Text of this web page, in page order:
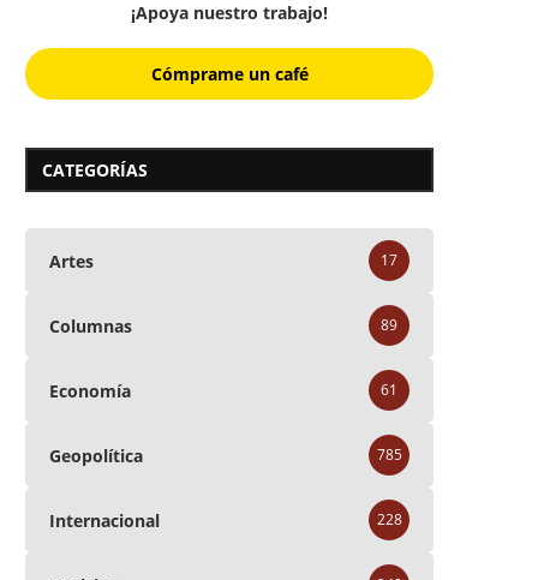
¡Apoya nuestro trabajo!
Cómprame un café
CATEGORÍAS
Artes 17
Columnas 89
Economía 61
Geopolítica 785
Internacional 228